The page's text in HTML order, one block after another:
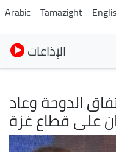
Arabic Tamazight
الإذاعات
الدوحة وعاد
على قطاع غزة